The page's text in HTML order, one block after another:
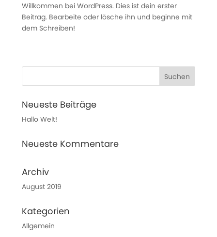
Willkommen bei WordPress. Dies ist dein erster
Beitrag. Bearbeite oder lösche ihn und beginne mit
dem Schreiben!
Neueste Beiträge
Hallo Welt!
Neueste Kommentare
Archiv
August 2019
Kategorien
Allgemein